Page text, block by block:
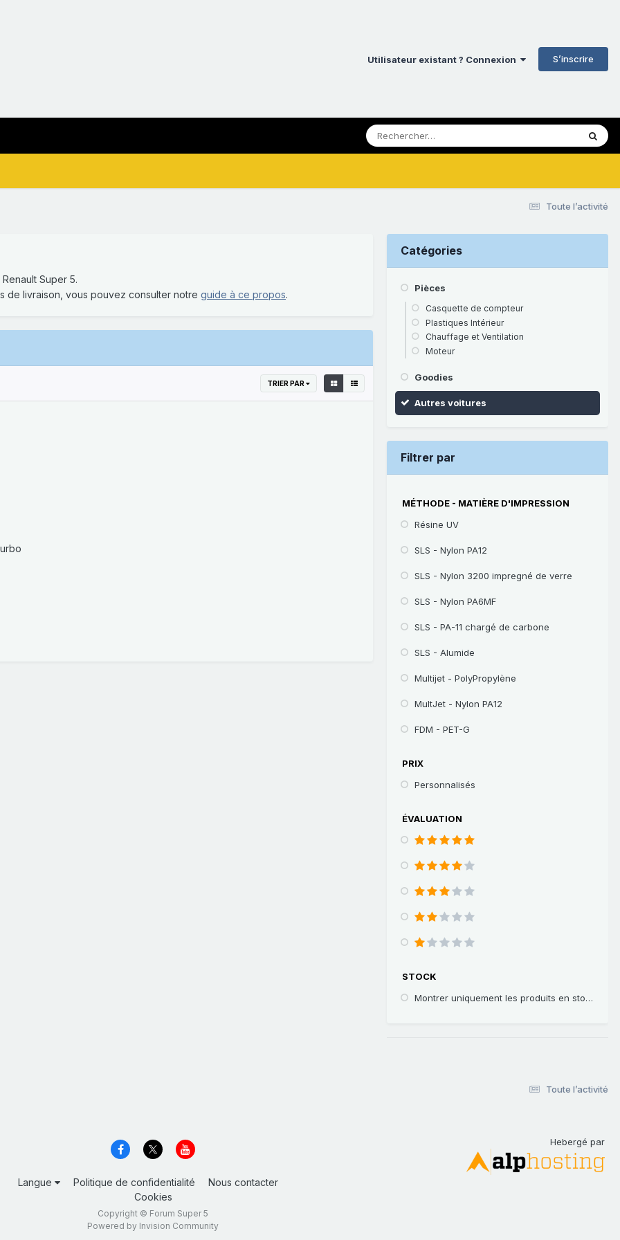
Utilisateur existant ? Connexion S’inscrire
Toute l’activité
Super 5.
de livraison, vous pouvez consulter notre guide à ce propos.
TRIER PAR
Catégories
Pièces
Casquette de compteur
Plastiques Intérieur
Chauffage et Ventilation
Moteur
Goodies
Autres voitures
Filtrer par
MÉTHODE - MATIÈRE D'IMPRESSION
Résine UV
SLS - Nylon PA12
SLS - Nylon 3200 impregné de verre
SLS - Nylon PA6MF
SLS - PA-11 chargé de carbone
SLS - Alumide
Multijet - PolyPropylène
MultJet - Nylon PA12
FDM - PET-G
PRIX
Personnalisés
ÉVALUATION
STOCK
Montrer uniquement les produits en stock
Toute l’activité
Langue Politique de confidentialité
Nous contacter
Cookies
Copyright © Forum Super 5
Powered by Invision Community
Hebergé par